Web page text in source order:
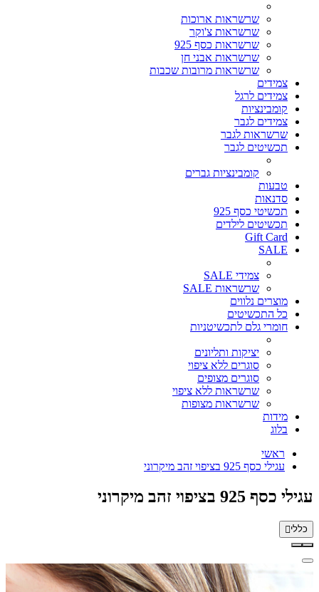
שרשראות ארוכות
שרשראות צ'וקר
שרשראות כסף 925
שרשראות אבני חן
שרשראות מרובות שכבות
צמידים
צמידים לרגל
קומבינציות
צמידים לגבר
שרשראות לגבר
תכשיטים לגבר
קומבינציות גברים
טבעות
סדנאות
תכשיטי כסף 925
תכשיטים לילדים
Gift Card
SALE
צמידי SALE
שרשראות SALE
מוצרים נלווים
כל התכשיטים
חומרי גלם לתכשיטניות
יציקות ותליונים
סוגרים ללא ציפוי
סוגרים מצופים
שרשראות ללא ציפוי
שרשראות מצופות
מידות
בלוג
ראשי
עגילי כסף 925 בציפוי זהב מיקרוני
עגילי כסף 925 בציפוי זהב מיקרוני
כללי